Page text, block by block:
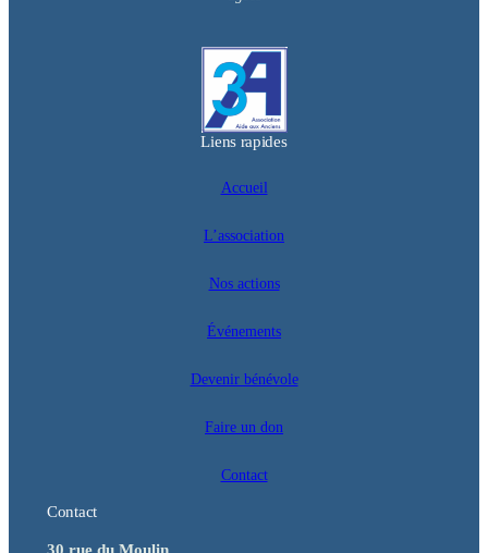
Liens rapides
Accueil
L’association
Nos actions
Événements
Devenir bénévole
Faire un don
Contact
Contact
30 rue du Moulin